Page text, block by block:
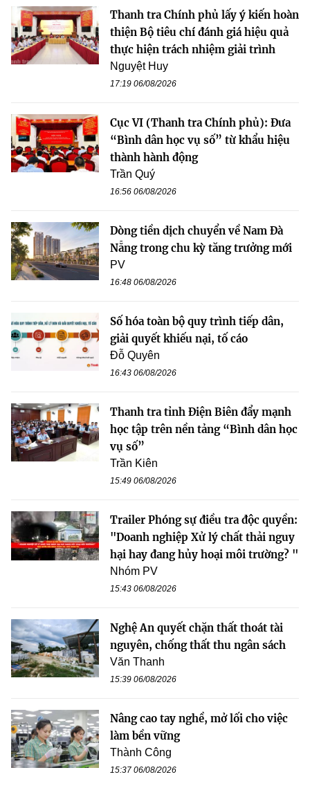
Thanh tra Chính phủ lấy ý kiến hoàn
thiện Bộ tiêu chí đánh giá hiệu quả
thực hiện trách nhiệm giải trình
Nguyệt Huy
17:19 06/08/2026
Cục VI (Thanh tra Chính phủ): Đưa
“Bình dân học vụ số” từ khẩu hiệu
thành hành động
Trần Quý
16:56 06/08/2026
Dòng tiền dịch chuyển về Nam Đà
Nẵng trong chu kỳ tăng trưởng mới
PV
16:48 06/08/2026
Số hóa toàn bộ quy trình tiếp dân,
giải quyết khiếu nại, tố cáo
Đỗ Quyên
16:43 06/08/2026
Thanh tra tỉnh Điện Biên đẩy mạnh
học tập trên nền tảng “Bình dân học
vụ số”
Trần Kiên
15:49 06/08/2026
Trailer Phóng sự điều tra độc quyền:
"Doanh nghiệp Xử lý chất thải nguy
hại hay đang hủy hoại môi trường? "
Nhóm PV
15:43 06/08/2026
Nghệ An quyết chặn thất thoát tài
nguyên, chống thất thu ngân sách
Văn Thanh
15:39 06/08/2026
Nâng cao tay nghề, mở lối cho việc
làm bền vững
Thành Công
15:37 06/08/2026